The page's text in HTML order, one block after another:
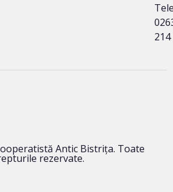
Antic Bistrița. Toate
rezervate.